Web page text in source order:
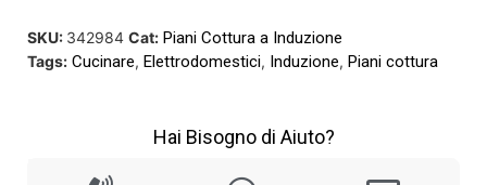
SKU: 342984 Cat: Piani Cottura a Induzione
Tags: Cucinare, Elettrodomestici, Induzione, Piani cottura
Hai Bisogno di Aiuto?